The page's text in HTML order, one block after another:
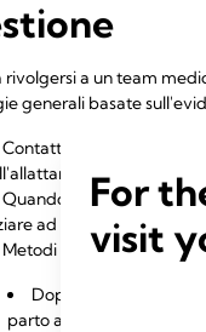
rivolgersi a un team
generali basate
Contatto pelle contro
al seno e
Quando l'alimentazione
ad estrarre
Metodi per avviare e
Dopo il parto è
parto aiuta a estrarre
For
visit